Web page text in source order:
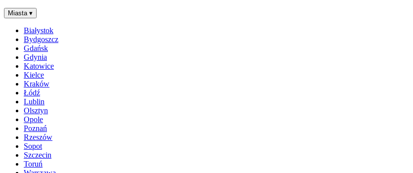
Miasta ▾
Białystok
Bydgoszcz
Gdańsk
Gdynia
Katowice
Kielce
Kraków
Łódź
Lublin
Olsztyn
Opole
Poznań
Rzeszów
Sopot
Szczecin
Toruń